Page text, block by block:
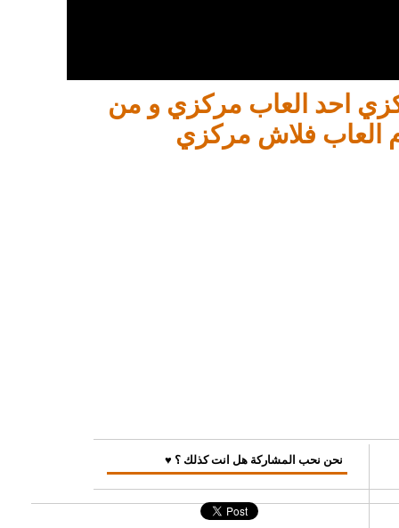
احد العاب مركزي و من
العاب فلاش مركزي
♥ نحن نحب المشاركة هل انت كذلك ؟